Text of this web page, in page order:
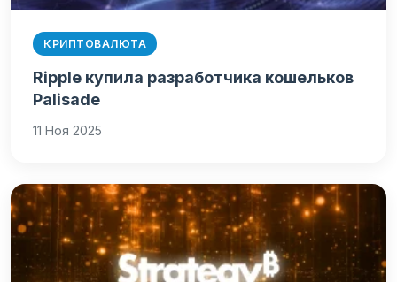
КРИПТОВАЛЮТА
Ripple купила разработчика кошельков
Palisade
11 Ноя 2025